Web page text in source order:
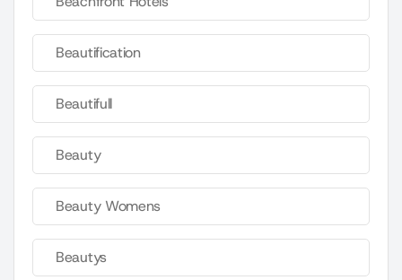
Beautification
Beautifull
Beauty
Beauty Womens
Beautys